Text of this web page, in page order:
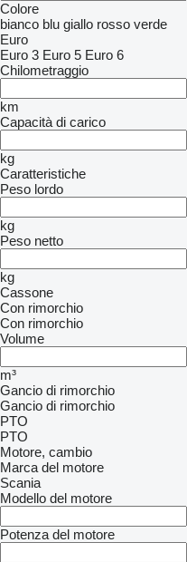
Colore
bianco blu giallo rosso verde
Euro
Euro 3 Euro 5 Euro 6
Chilometraggio
km
Capacità di carico
kg
Caratteristiche
Peso lordo
kg
Peso netto
kg
Cassone
Con rimorchio
Con rimorchio
Volume
m³
Gancio di rimorchio
Gancio di rimorchio
PTO
PTO
Motore, cambio
Marca del motore
Scania
Modello del motore
Potenza del motore